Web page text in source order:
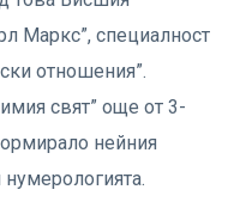
Маркс”, специалност
отношения”.
свят” още от 3-
нейния